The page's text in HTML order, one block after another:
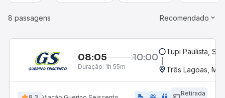
8 passagens Recomendado
08:05 10:00
Duração: 1h 55m
Tupi Paulista, SP
Três Lagoas, MS
Retirada